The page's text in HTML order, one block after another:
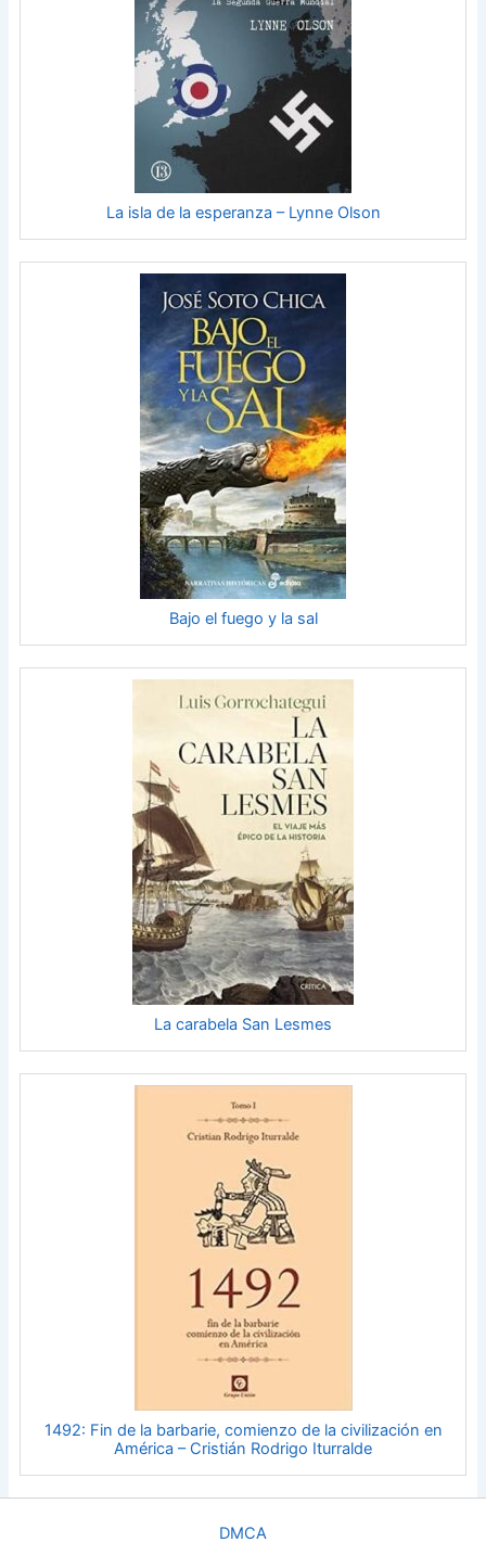
La isla de la esperanza – Lynne Olson
Bajo el fuego y la sal
La carabela San Lesmes
1492: Fin de la barbarie, comienzo de la civilización en
América – Cristián Rodrigo Iturralde
DMCA